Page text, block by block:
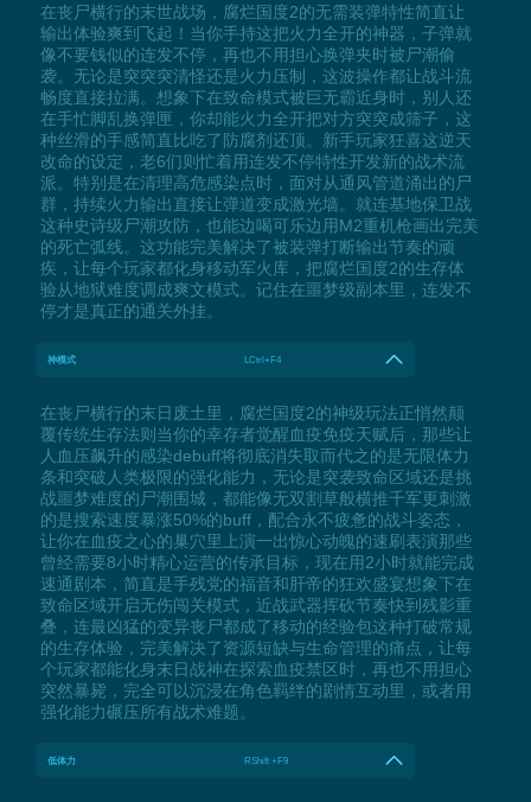
在丧尸横行的末世战场，腐烂国度2的无需装弹特性简直让
输出体验爽到飞起！当你手持这把火力全开的神器，子弹就
像不要钱似的连发不停，再也不用担心换弹夹时被尸潮偷
袭。无论是突突突清怪还是火力压制，这波操作都让战斗流
畅度直接拉满。想象下在致命模式被巨无霸近身时，别人还
在手忙脚乱换弹匣，你却能火力全开把对方突突成筛子，这
种丝滑的手感简直比吃了防腐剂还顶。新手玩家狂喜这逆天
改命的设定，老6们则忙着用连发不停特性开发新的战术流
派。特别是在清理高危感染点时，面对从通风管道涌出的尸
群，持续火力输出直接让弹道变成激光墙。就连基地保卫战
这种史诗级尸潮攻防，也能边喝可乐边用M2重机枪画出完美
的死亡弧线。这功能完美解决了被装弹打断输出节奏的顽
疾，让每个玩家都化身移动军火库，把腐烂国度2的生存体
验从地狱难度调成爽文模式。记住在噩梦级副本里，连发不
停才是真正的通关外挂。
神模式 LCtrl+F4
在丧尸横行的末日废土里，腐烂国度2的神级玩法正悄然颠
覆传统生存法则当你的幸存者觉醒血疫免疫天赋后，那些让
人血压飙升的感染debuff将彻底消失取而代之的是无限体力
条和突破人类极限的强化能力，无论是突袭致命区域还是挑
战噩梦难度的尸潮围城，都能像无双割草般横推千军更刺激
的是搜索速度暴涨50%的buff，配合永不疲惫的战斗姿态，
让你在血疫之心的巢穴里上演一出惊心动魄的速刷表演那些
曾经需要8小时精心运营的传承目标，现在用2小时就能完成
速通剧本，简直是手残党的福音和肝帝的狂欢盛宴想象下在
致命区域开启无伤闯关模式，近战武器挥砍节奏快到残影重
叠，连最凶猛的变异丧尸都成了移动的经验包这种打破常规
的生存体验，完美解决了资源短缺与生命管理的痛点，让每
个玩家都能化身末日战神在探索血疫禁区时，再也不用担心
突然暴毙，完全可以沉浸在角色羁绊的剧情互动里，或者用
强化能力碾压所有战术难题。
低体力 RShift +F9